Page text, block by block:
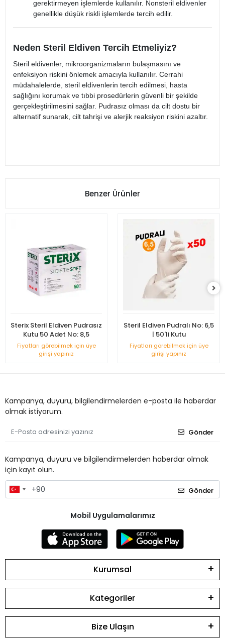
gerektirmeyen işlemlerde kullanılır. Nonsteril eldivenler
genellikle düşük riskli işlemlerde tercih edilir.
Neden Steril Eldiven Tercih Etmeliyiz?
Steril eldivenler, mikroorganizmaların bulaşmasını ve
enfeksiyon riskini önlemek amacıyla kullanılır. Cerrahi
müdahalelerde, steril eldivenlerin tercih edilmesi, hasta
sağlığını korumak ve tıbbi prosedürlerin güvenli bir şekilde
gerçekleştirilmesini sağlar. Pudrasız olması da cilt dostu bir
alternatif sunarak, cilt tahrişi ve alerjik reaksiyon riskini azaltır.
Benzer Ürünler
Sterix Steril Eldiven Pudrasız
Kutu 50 Adet No: 8,5
Fiyatları görebilmek için üye
girişi yapınız
Steril Eldiven Pudralı No: 6,5
| 50'li Kutu
Fiyatları görebilmek için üye
girişi yapınız
Kampanya, duyuru, bilgilendirmelerden e-posta ile haberdar
olmak istiyorum.
Gönder
Kampanya, duyuru ve bilgilendirmelerden haberdar olmak
için kayıt olun.
Gönder
Mobil Uygulamalarımız
Kurumsal
Kategoriler
Bize Ulaşın